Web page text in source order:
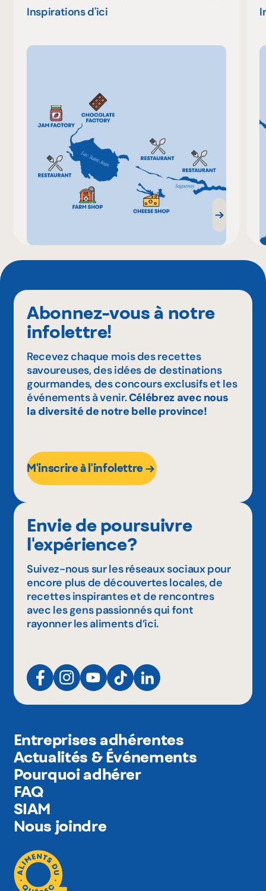
Inspirations d'ici
Abonnez-vous à notre
infolettre!
Recevez chaque mois des recettes
savoureuses, des idées de destinations
gourmandes, des concours exclusifs et les
événements à venir.Célébrez avec nous
la diversité de notre belle province!
M'inscrire à l'infolettre
Envie de poursuivre
l'expérience?
Suivez-nous sur les réseaux sociaux pour
encore plus de découvertes locales, de
recettes inspirantes et de rencontres
avec les gens passionnés qui font
rayonner les aliments d’ici.
Entreprises adhérentes
Actualités & Événements
Pourquoi adhérer
FAQ
SIAM
Nous joindre